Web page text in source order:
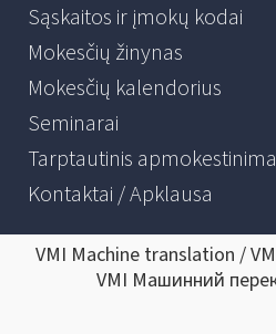
Sąskaitos ir įmokų kodai
Mokesčių žinynas
Mokesčių kalendorius
Seminarai
Tarptautinis
Kontaktai / Apklausa
VMI Machine translation /
VMI Машинний